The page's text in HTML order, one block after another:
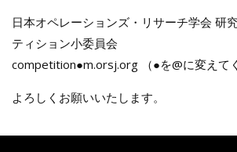
日本オペレーションズ・リサーチ学会 研
ティション小委員会
competition●m.orsj.org （●を@に変えて
よろしくお願いいたします。